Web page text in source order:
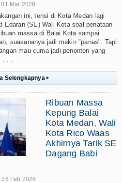
01 Mar 2026
ini, tensi di Kota Medan lagi
Edaran (SE) Wali Kota soal penataan
massa di Balai Kota sampai
suasananya jadi makin "panas". Tapi
mau cuma jadi penonton yang
. .
Selengkapnya ▸
Ribuan Massa
Kepung Balai
Kota Medan, Wali
Kota Rico Waas
Akhirnya Tarik SE
Dagang Babi
26 Feb 2026